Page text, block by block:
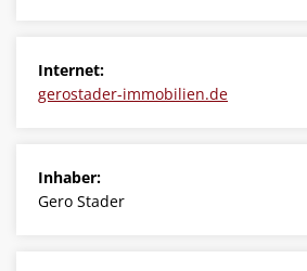
Internet:
gerostader-immobilien.de
Inhaber:
Gero Stader